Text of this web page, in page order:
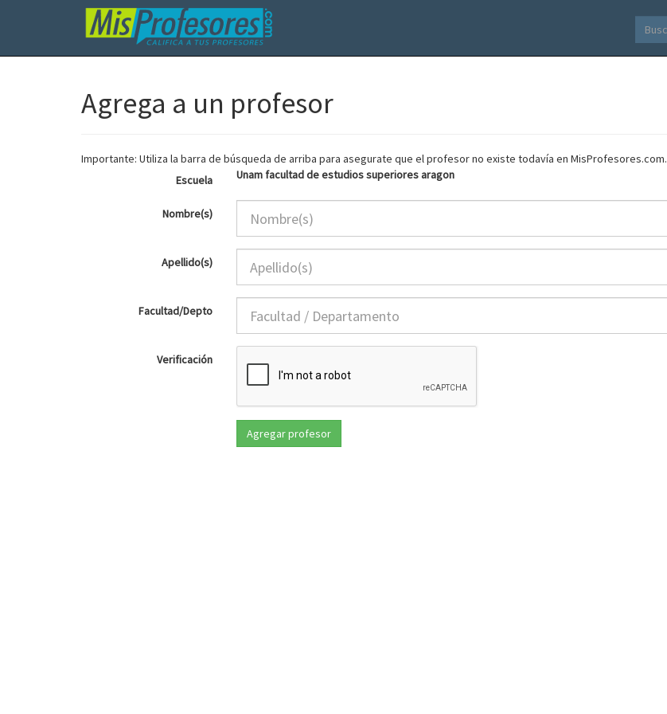
Agrega a un profesor
Importante: Utiliza la barra de búsqueda de arriba para asegurate que el profesor no existe todavía en MisProfesores.com.
Escuela
Unam facultad de estudios superiores aragon
Nombre(s)
Apellido(s)
Facultad/Depto
Verificación